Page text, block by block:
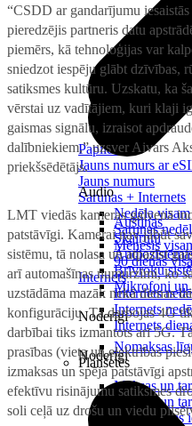
Papildināt
Jauns numurs ar
Jauns numurs
Sarunas + Internets
Nedēļa visam
Sarunas
Mēnesis
90 dienas
Internets
Internets
Internets
Internets
Noderīgi
Maksas un
Maksas un
LMT Kartes
Audio
Austiņas
Skaļruņi
Brīvroku
Mikrofoni un
Noderīgi
Nomaksas
Planšetes
“CSDD ar gandarījumu
pieredzējis partneris datu
piemērs, kā tehnoloģijas var
sniedzot iespēju glābt dzīvības,
satiksmes kultūru. Uzskatu, ka
vērstai uz vadītājiem, kuri klaji
gaismas signālu, izraisot
dalībniekiem,” uzsver Aivars
priekšsēdētājs.
LMT viedās kameras galvenā
patstāvīgi. Kamerai nav jābūt
sistēmu, tā nolasa un atpazīst
arī automašīnas numurzīmi, ko
uzstādāma mazāk nekā dienas
konfigurāciju. Tā darbojas 4G
darbībai tiks izmantots arī 5G.
prasības (vieta un elektrības
izmaksas un spēja patstāvīgi
efektīvu risinājumu satiksmes
soli ceļā uz drošu un viedu